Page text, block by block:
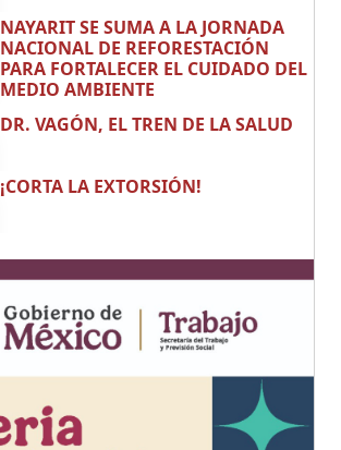
NAYARIT SE SUMA A LA JORNADA
NACIONAL DE REFORESTACIÓN
PARA FORTALECER EL CUIDADO DEL
MEDIO AMBIENTE
DR. VAGÓN, EL TREN DE LA SALUD
¡CORTA LA EXTORSIÓN!